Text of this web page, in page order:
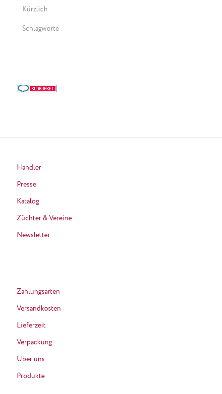
Kürzlich
Schlagworte
Händler
Presse
Katalog
Züchter & Vereine
Newsletter
Zahlungsarten
Versandkosten
Lieferzeit
Verpackung
Über uns
Produkte